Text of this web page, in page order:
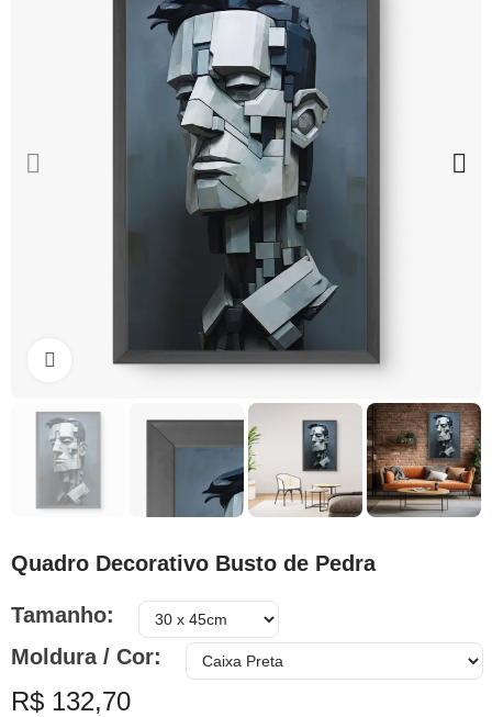
Clique para ampliar
Quadro Decorativo Busto de Pedra
Tamanho
Moldura / Cor
R$ 132,70